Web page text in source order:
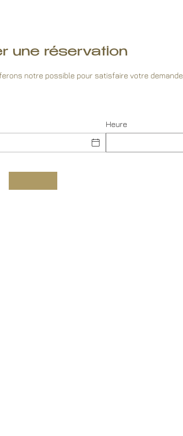
une réservation
notre possible pour satisfaire votre demande.
Heure